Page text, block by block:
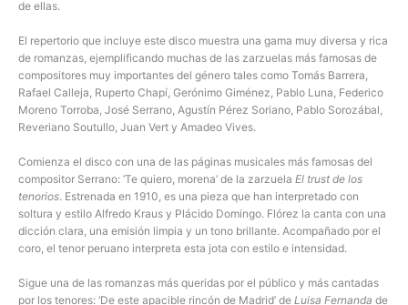
de ellas.
El repertorio que incluye este disco muestra una gama muy diversa y rica
de romanzas, ejemplificando muchas de las zarzuelas más famosas de
compositores muy importantes del género tales como Tomás Barrera,
Rafael Calleja, Ruperto Chapí, Gerónimo Giménez, Pablo Luna, Federico
Moreno Torroba, José Serrano, Agustín Pérez Soriano, Pablo Sorozábal,
Reveriano Soutullo, Juan Vert y Amadeo Vives.
Comienza el disco con una de las páginas musicales más famosas del
compositor Serrano: ‘Te quiero, morena’ de la zarzuela El trust de los
tenorios. Estrenada en 1910, es una pieza que han interpretado con
soltura y estilo Alfredo Kraus y Plácido Domingo. Flórez la canta con una
dicción clara, una emisión limpia y un tono brillante. Acompañado por el
coro, el tenor peruano interpreta esta jota con estilo e intensidad.
Sigue una de las romanzas más queridas por el público y más cantadas
por los tenores: ‘De este apacible rincón de Madrid’ de Luisa Fernanda de